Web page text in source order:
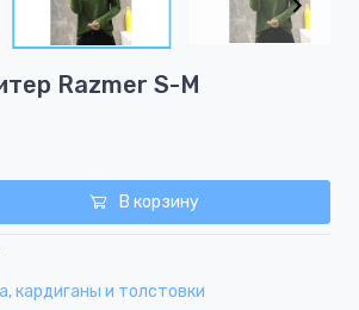
Razmer S-M
В корзину
кардиганы и толстовки